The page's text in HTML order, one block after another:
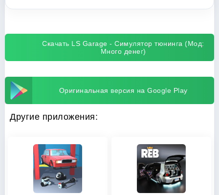
Скачать LS Garage - Симулятор тюнинга (Мод:
Много денег)
Оригинальная версия на Google Play
Другие приложения: